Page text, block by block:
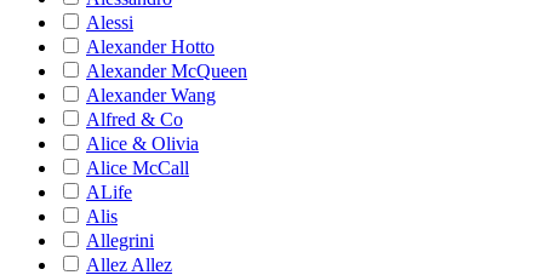
Alessi
Alexander Hotto
Alexander McQueen
Alexander Wang
Alfred & Co
Alice & Olivia
Alice McCall
ALife
Alis
Allegrini
Allez Allez